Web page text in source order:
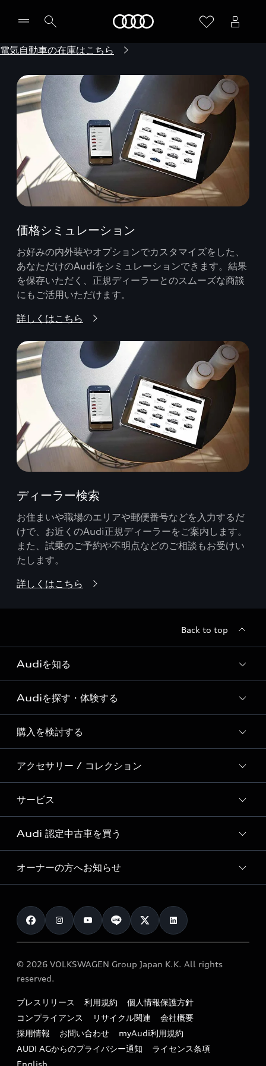
電気自動車の在庫はこちら
価格シミュレーション
お好みの内外装やオプションでカスタマイズをした、
あなただけのAudiをシミュレーションできます。結果
を保存いただく、正規ディーラーとのスムーズな商談
にもご活用いただけます。
詳しくはこちら
ディーラー検索
お住まいや職場のエリアや郵便番号などを入力するだ
けで、お近くのAudi正規ディーラーをご案内します。
また、試乗のご予約や不明点などのご相談もお受けい
たします。
詳しくはこちら
Back to top
Audiを知る
Audi ブランド
Story of Progress
Audi Sport
Formula 1®
デジタルサービス
Audiを探す・体験する
ディーラー検索
新車在庫検索
試乗車・展示車検索
見積り依頼
試乗予約
購入を検討する
モデル一覧
特別仕様モデル / 限定モデル
e-tronラインアップ
価格シミュレーション
車両比較
カタログ一覧
アクセサリー / コレクション
純正アクセサリー
オンラインショップ
Audi collection
アウディナビアプリ
サービス
サービス入庫予約
サービスプログラム
メンテナンス
車検 / 定期点検
e-tronアフターサポート
myAudi
Audi 認定中古車を買う
Audi認定中古車
クオリティ
保証
メンテナンス
ファイナンス
キャンペーン / イベント
買取査定
オーナーの方へお知らせ
お知らせ
オーナー様向けキャンペーン
特定整備適用車一覧
リサイクル法
よくある質問（FAQ）
© 2026 VOLKSWAGEN Group Japan K.K. All rights
reserved.
プレスリリース 利用規約
個人情報保護方針
コンプライアンス
リサイクル関連
会社概要
採用情報
お問い合わせ
myAudi利用規約
AUDI AGからのプライバシー通知
ライセンス条項
English